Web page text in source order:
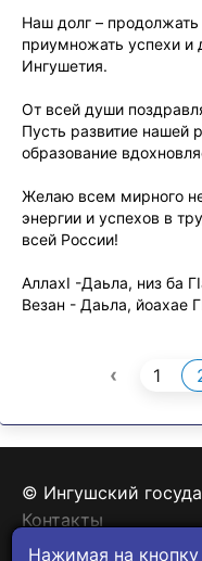
Наш долг –
приумножать успехи и
Ингушетия.
От всей души
Пусть развитие нашей
образование
Желаю всем мирного
энергии и успехов в
всей России!
АллахI -Даьла, низ ба
Везан - Даьла, йоахае
‹ 1
© Ингушский
Контакты
Политика
Нажимая на